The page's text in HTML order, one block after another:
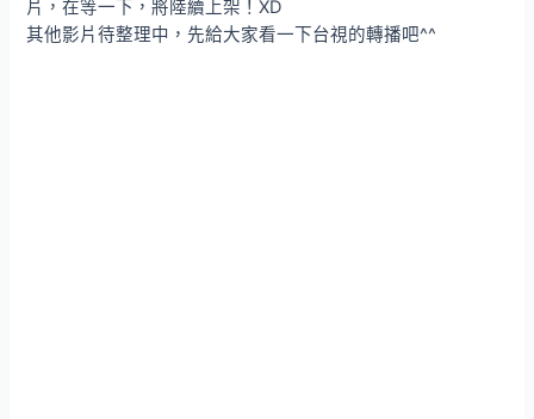
片，在等一下，將陸續上架！XD
其他影片待整理中，先給大家看一下台視的轉播吧^^